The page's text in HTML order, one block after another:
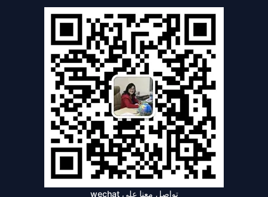
تواصل معنا على wechat